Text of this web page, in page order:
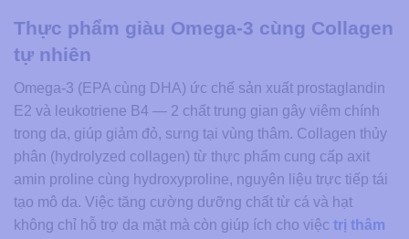
Thực phẩm giàu Omega-3 cùng Collagen
tự nhiên
Omega-3 (EPA cùng DHA) ức chế sản xuất prostaglandin
E2 và leukotriene B4 — 2 chất trung gian gây viêm chính
trong da, giúp giảm đỏ, sưng tại vùng thâm. Collagen thủy
phân (hydrolyzed collagen) từ thực phẩm cung cấp axit
amin proline cùng hydroxyproline, nguyên liệu trực tiếp tái
tạo mô da. Việc tăng cường dưỡng chất từ cá và hạt
không chỉ hỗ trợ da mặt mà còn giúp ích cho việc trị thâm